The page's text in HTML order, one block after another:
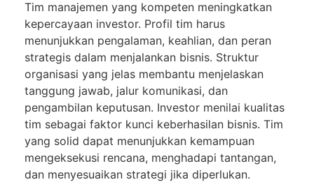
Tim manajemen yang kompeten meningkatkan
kepercayaan investor. Profil tim harus
menunjukkan pengalaman, keahlian, dan peran
strategis dalam menjalankan bisnis. Struktur
organisasi yang jelas membantu menjelaskan
tanggung jawab, jalur komunikasi, dan
pengambilan keputusan. Investor menilai kualitas
tim sebagai faktor kunci keberhasilan bisnis. Tim
yang solid dapat menunjukkan kemampuan
mengeksekusi rencana, menghadapi tantangan,
dan menyesuaikan strategi jika diperlukan.